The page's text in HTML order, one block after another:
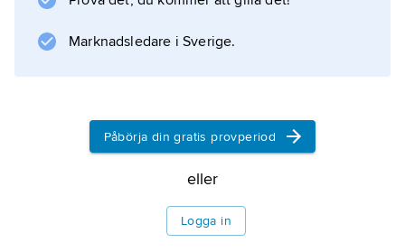
Marknadsledare i Sverige.
Påbörja din gratis provperiod
eller
Logga in